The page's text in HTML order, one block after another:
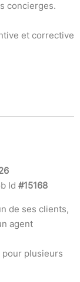
concierges.
et corrective
Id #15168
de ses clients,
agent
pour plusieurs